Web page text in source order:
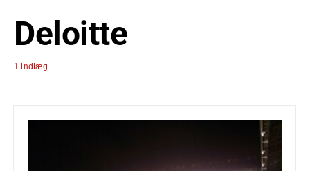
Deloitte
1 indlæg